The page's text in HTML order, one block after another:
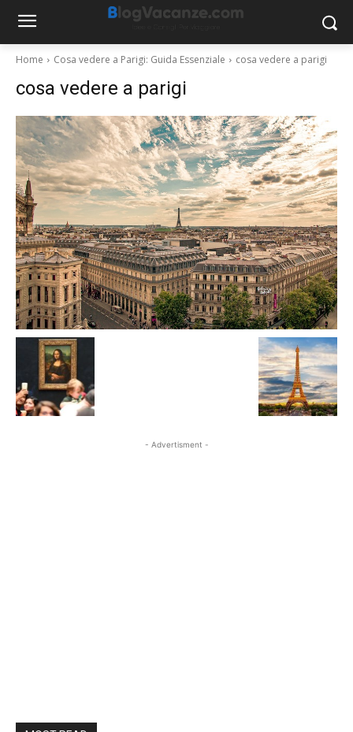
Home Cosa vedere a Parigi: Guida Essenziale cosa vedere a parigi
cosa vedere a parigi
- Advertisment -